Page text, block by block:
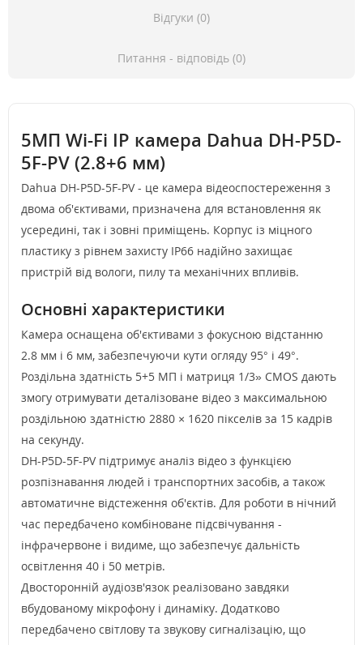
Відгуки (0)
Питання - відповідь (0)
5МП Wi-Fi IP камера Dahua DH-P5D-
5F-PV (2.8+6 мм)
Dahua DH-P5D-5F-PV - це камера відеоспостереження з
двома об'єктивами, призначена для встановлення як
усередині, так і зовні приміщень. Корпус із міцного
пластику з рівнем захисту IP66 надійно захищає
пристрій від вологи, пилу та механічних впливів.
Основні характеристики
Камера оснащена об'єктивами з фокусною відстанню
2.8 мм і 6 мм, забезпечуючи кути огляду 95° і 49°.
Роздільна здатність 5+5 МП і матриця 1/3» CMOS дають
змогу отримувати деталізоване відео з максимальною
роздільною здатністю 2880 × 1620 пікселів за 15 кадрів
на секунду.
DH-P5D-5F-PV підтримує аналіз відео з функцією
розпізнавання людей і транспортних засобів, а також
автоматичне відстеження об'єктів. Для роботи в нічний
час передбачено комбіноване підсвічування -
інфрачервоне і видиме, що забезпечує дальність
освітлення 40 і 50 метрів.
Двосторонній аудіозв'язок реалізовано завдяки
вбудованому мікрофону і динаміку. Додатково
передбачено світлову та звукову сигналізацію, що